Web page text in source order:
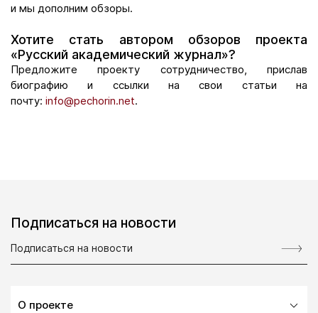
и мы дополним обзоры.
Хотите стать автором обзоров проекта
«Русский академический журнал»?
Предложите проекту сотрудничество, прислав
биографию и ссылки на свои статьи на
почту: info@pechorin.net.
Подписаться на новости
О проекте